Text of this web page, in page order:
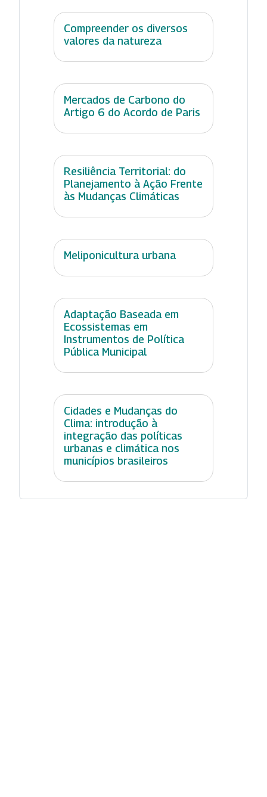
Compreender os diversos
valores da natureza
Mercados de Carbono do
Artigo 6 do Acordo de Paris
Resiliência Territorial: do
Planejamento à Ação Frente
às Mudanças Climáticas
Meliponicultura urbana
Adaptação Baseada em
Ecossistemas em
Instrumentos de Política
Pública Municipal
Cidades e Mudanças do
Clima: introdução à
integração das políticas
urbanas e climática nos
municípios brasileiros